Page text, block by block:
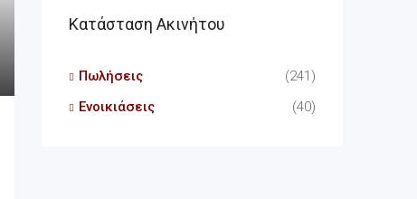
Κατάσταση Ακινήτου
Πωλήσεις
(241)
Ενοικιάσεις
(40)